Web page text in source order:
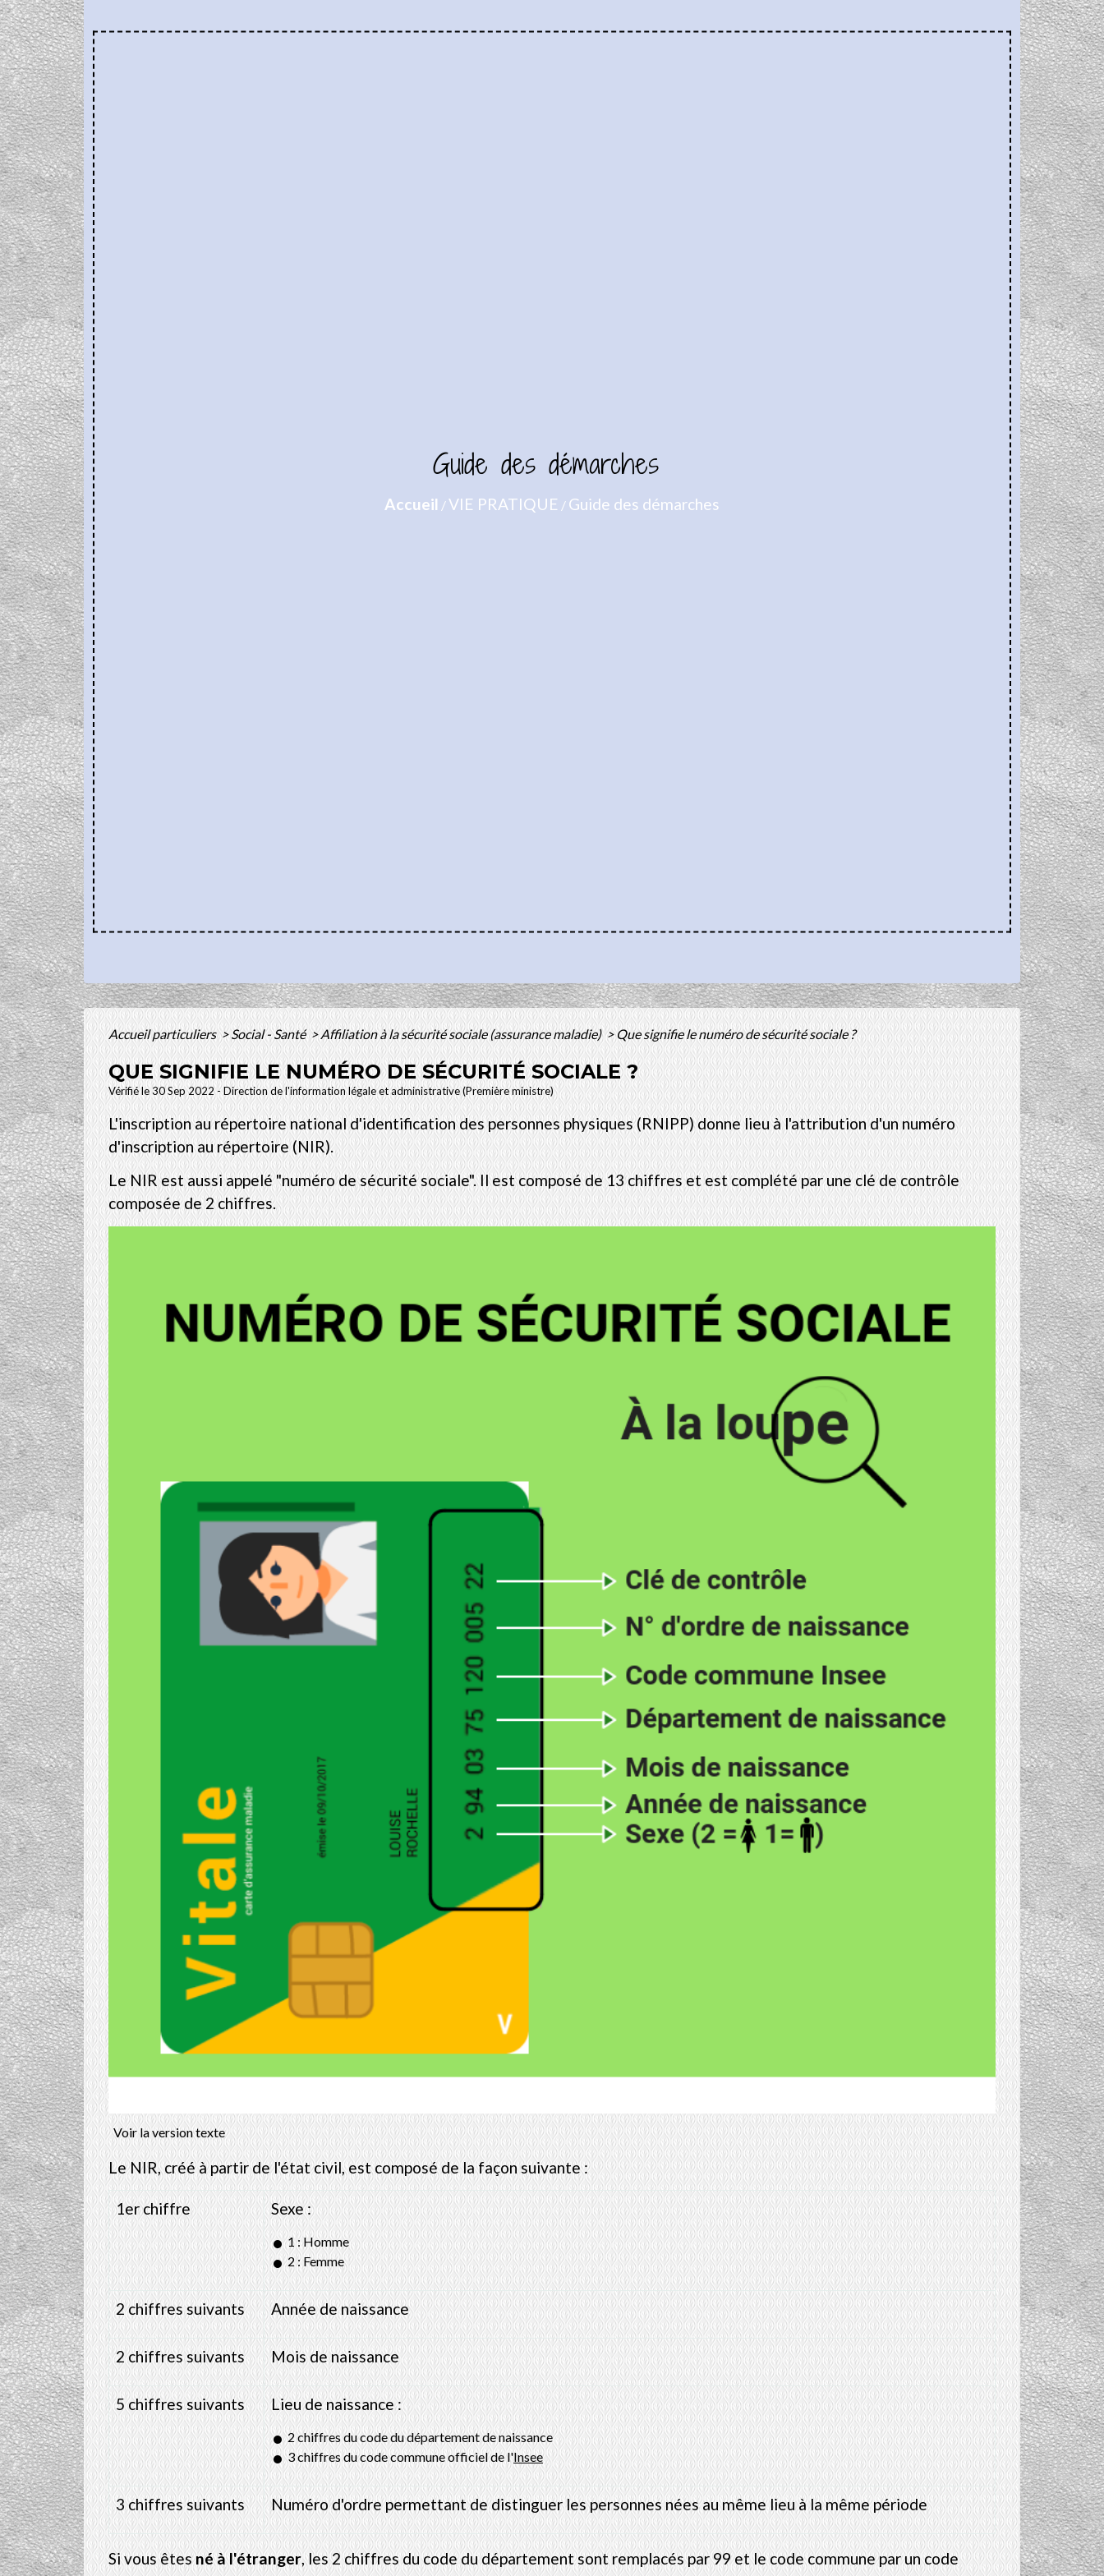
Guide des démarches
Accueil /VIE PRATIQUE / Guide des démarches
Accueil particuliers> Social - Santé >Affiliation à la sécurité sociale (assurance maladie) > Que signifie le numéro de sécurité sociale ?
QUE SIGNIFIE LE NUMÉRO DE SÉCURITÉ SOCIALE ?
Vérifié le 30 Sep 2022 - Direction de l'information légale et administrative (Première ministre)
L'inscription au répertoire national d'identification des personnes physiques (RNIPP) donne lieu à l'attribution d'un numéro
d'inscription au répertoire (NIR).
Le NIR est aussi appelé "numéro de sécurité sociale". Il est composé de 13 chiffres et est complété par une clé de contrôle
composée de 2 chiffres.
Voir la version texte
Le NIR, créé à partir de l'état civil, est composé de la façon suivante :
1erchiffre Sexe :
1 : Homme
2 : Femme
2 chiffres suivants Année de naissance
2 chiffres suivants Mois de naissance
5 chiffres suivants Lieu de naissance :
2 chiffres du code du département de naissance
3 chiffres du code commune officiel de l'Insee
3 chiffres suivants Numéro d'ordre permettant de distinguer les personnes nées au même lieu à la même période
Si vous êtesné à l'étranger, les 2 chiffres du code du département sont remplacés par 99 et le code commune par un code